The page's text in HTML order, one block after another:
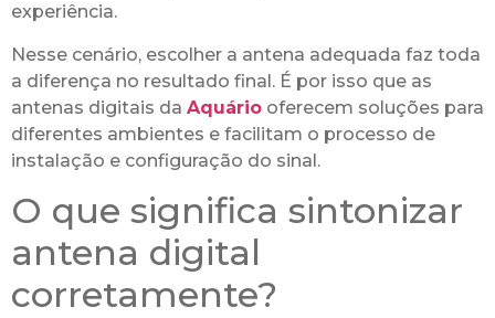
experiência.
Nesse cenário, escolher a antena adequada faz toda
a diferença no resultado final. É por isso que as
antenas digitais da Aquário oferecem soluções para
diferentes ambientes e facilitam o processo de
instalação e configuração do sinal.
O que significa sintonizar
antena digital
corretamente?